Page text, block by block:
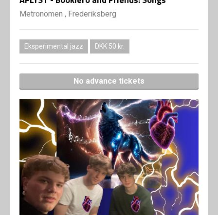
SHOP
Metronomen , Frederiksberg
Eksperimental jazz DKK 50 kr.
No advance tickets